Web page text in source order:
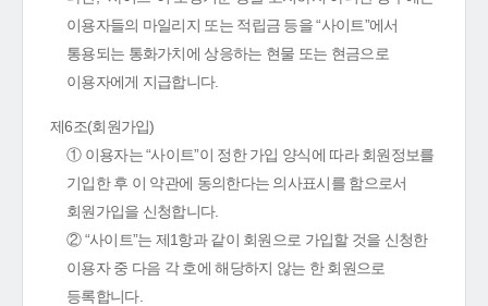
이용자들의 마일리지 또는 적립금 등을 “사이트”에서
통용되는 통화가치에 상응하는 현물 또는 현금으로
이용자에게 지급합니다.
제6조(회원가입)
① 이용자는 “사이트”이 정한 가입 양식에 따라 회원정보를
기입한 후 이 약관에 동의한다는 의사표시를 함으로서
회원가입을 신청합니다.
② “사이트”는 제1항과 같이 회원으로 가입할 것을 신청한
이용자 중 다음 각 호에 해당하지 않는 한 회원으로
등록합니다.